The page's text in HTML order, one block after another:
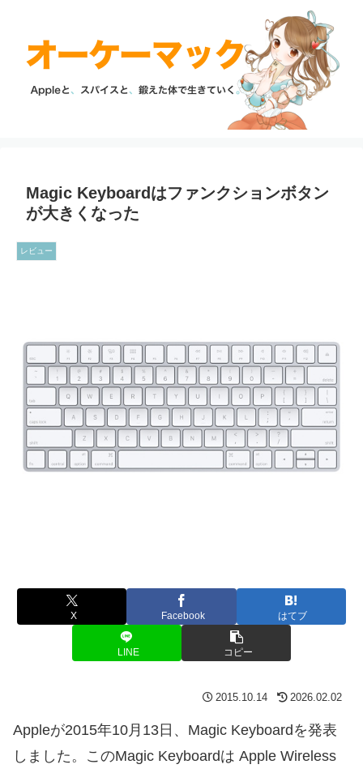
Magic Keyboardはファンクションボタン
が大きくなった
レビュー
X Facebook はてブ
LINE コピー
2015.10.14 2026.02.02
Appleが2015年10月13日、Magic Keyboardを発表
しました。このMagic Keyboardは Apple Wireless